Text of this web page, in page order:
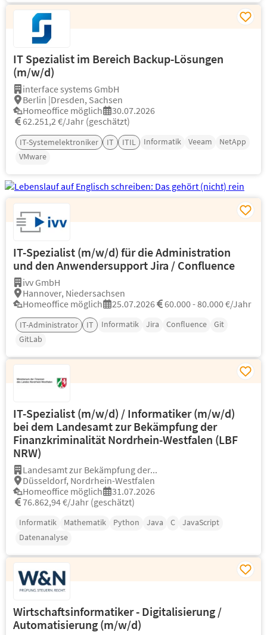
IT Spezialist im Bereich Backup-Lösungen
(m/w/d)
interface systems GmbH
Berlin |Dresden, Sachsen
Homeoffice möglich
30.07.2026
62.251,2 €/Jahr (geschätzt)
IT-Systemelektroniker IT ITIL Informatik Veeam
NetApp
VMware
IT-Spezialist (m/w/d) für die Administration
und den Anwendersupport Jira / Confluence
ivv GmbH
Hannover, Niedersachsen
Homeoffice möglich
25.07.2026 60.000 - 80.000 €/Jahr
IT-Administrator IT Informatik Jira Confluence
Git
GitLab
IT-Spezialist (m/w/d) / Informatiker (m/w/d)
bei dem Landesamt zur Bekämpfung der
Finanzkriminalität Nordrhein-Westfalen (LBF
NRW)
Landesamt zur Bekämpfung der...
Düsseldorf, Nordrhein-Westfalen
Homeoffice möglich
31.07.2026
76.862,94 €/Jahr (geschätzt)
Informatik Mathematik Python Java C
JavaScript
Datenanalyse
Wirtschaftsinformatiker - Digitalisierung /
Automatisierung (m/w/d)